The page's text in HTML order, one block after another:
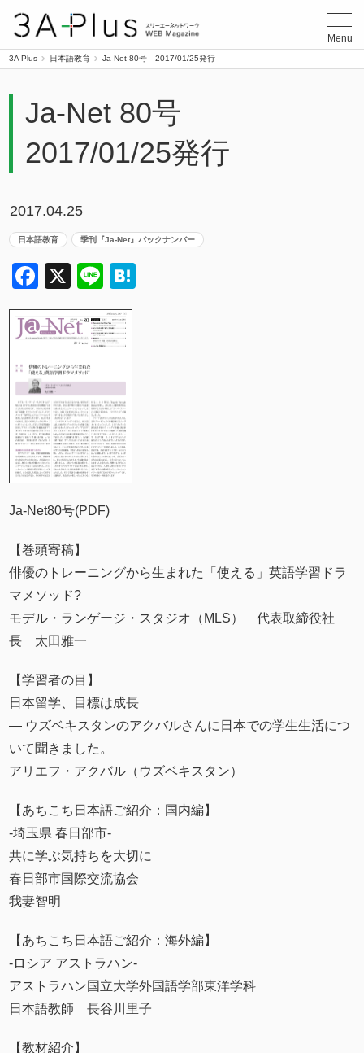
Menu
3A Plus 日本語教育 Ja-Net 80号 2017/01/25発行
Ja-Net 80号
2017/01/25発行
2017.04.25
日本語教育 季刊『Ja-Net』バックナンバー
Facebook
X Line
Ja-Net80号(PDF)
【巻頭寄稿】
俳優のトレーニングから生まれた「使える」英語学習ドラ
マメソッド?
モデル・ランゲージ・スタジオ（MLS） 代表取締役社
長 太田雅一
【学習者の目】
日本留学、目標は成長
― ウズベキスタンのアクバルさんに日本での学生生活につ
いて聞きました。
アリエフ・アクバル（ウズベキスタン）
【あちこち日本語ご紹介：国内編】
‐埼玉県 春日部市‐
共に学ぶ気持ちを大切に
春日部市国際交流協会
我妻智明
【あちこち日本語ご紹介：海外編】
‐ロシア アストラハン‐
アストラハン国立大学外国語学部東洋学科
日本語教師 長谷川里子
【教材紹介】